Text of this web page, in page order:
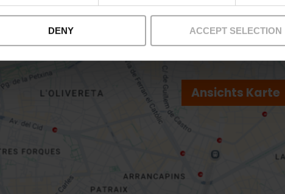
DENY ACCEPT SELECTION
Ansichts Karte